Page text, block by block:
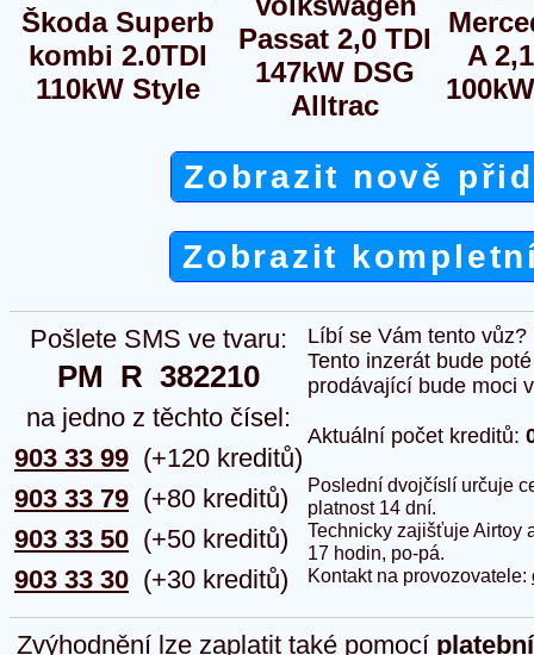
Škoda Superb
kombi 2.0TDI
110kW Style
Passat 2,0 TDI
147kW DSG
Alltrac
A
Zobrazit nově
Zobrazit
Pošlete SMS ve tvaru:
PM  R  382210
na jedno z těchto čísel:
903 33 99
903 33 79
903 33 50
903 33 30
(+120 kreditů)
(+80 kreditů)
(+50 kreditů)
(+30 kreditů)
Líbí se Vám tento
Tento inzerát bude
prodávající bude moci
Aktuální počet kreditů:
Poslední dvojčíslí určuje
platnost 14 dní.
Technicky zajišťuje Airtoy
17 hodin, po-pá.
Kontakt na provozovatele:
Zvýhodnění lze zaplatit také pomocí